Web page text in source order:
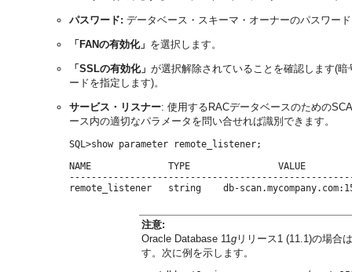
パスワード: データベース・スキーマ・オーナーのパスワー
「FANの有効化」 を選択します。
「SSLの有効化」 が選択解除されていることを確認します(
ードを指定します)。
サービス・リスナー: 使用するRACデータベースのための
ース内の適切なパラメータを問い合せれば識別できます。
SQL>show parameter remote_listener;
NAME              TYPE                VALUE
注意:
Oracle Database 11 gリリース1 (11.1)の場合
す。次に例を示します。